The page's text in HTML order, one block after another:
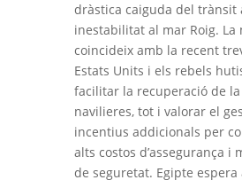
dràstica caiguda del trànsit
inestabilitat al mar Roig. La
coincideix amb la recent
Estats Units i els rebels
facilitar la recuperació de la
navilieres, tot i valorar el
incentius addicionals per
alts costos d’assegurança i
de seguretat. Egipte espera